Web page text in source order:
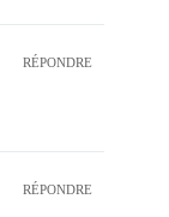
RÉPONDRE
RÉPONDRE